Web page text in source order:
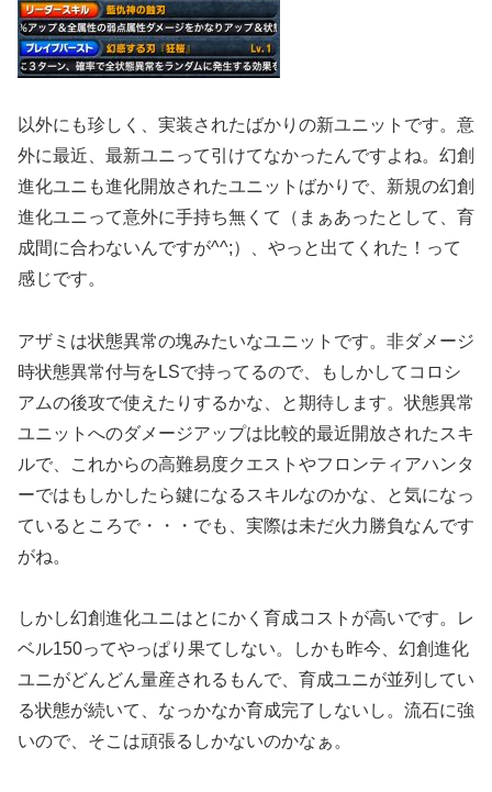
以外にも珍しく、実装されたばかりの新ユニットです。意
外に最近、最新ユニって引けてなかったんですよね。幻創
進化ユニも進化開放されたユニットばかりで、新規の幻創
進化ユニって意外に手持ち無くて（まぁあったとして、育
成間に合わないんですが^^;）、やっと出てくれた！って
感じです。
アザミは状態異常の塊みたいなユニットです。非ダメージ
時状態異常付与をLSで持ってるので、もしかしてコロシ
アムの後攻で使えたりするかな、と期待します。状態異常
ユニットへのダメージアップは比較的最近開放されたスキ
ルで、これからの高難易度クエストやフロンティアハンタ
ーではもしかしたら鍵になるスキルなのかな、と気になっ
ているところで・・・でも、実際は未だ火力勝負なんです
がね。
しかし幻創進化ユニはとにかく育成コストが高いです。レ
ベル150ってやっぱり果てしない。しかも昨今、幻創進化
ユニがどんどん量産されるもんで、育成ユニが並列してい
る状態が続いて、なっかなか育成完了しないし。流石に強
いので、そこは頑張るしかないのかなぁ。